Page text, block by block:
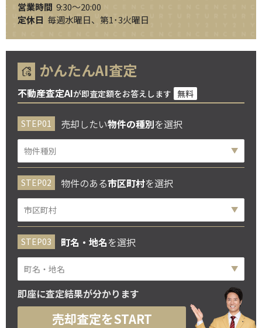
営業時間 9:30～20:00
定休日 毎週水曜日、第1･3火曜日
かんたんAI査定
不動産査定AIが即査定額をお答えします 無料
売却したい物件の種別を選択
物件のある市区町村を選択
町名・地名を選択
即座に査定結果が分かります
売却査定をSTART